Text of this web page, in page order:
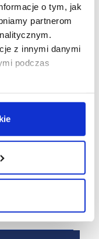
o tym, jak
partnerom
z innymi danymi
podczas
samych obrotów
inwestorów
oparta